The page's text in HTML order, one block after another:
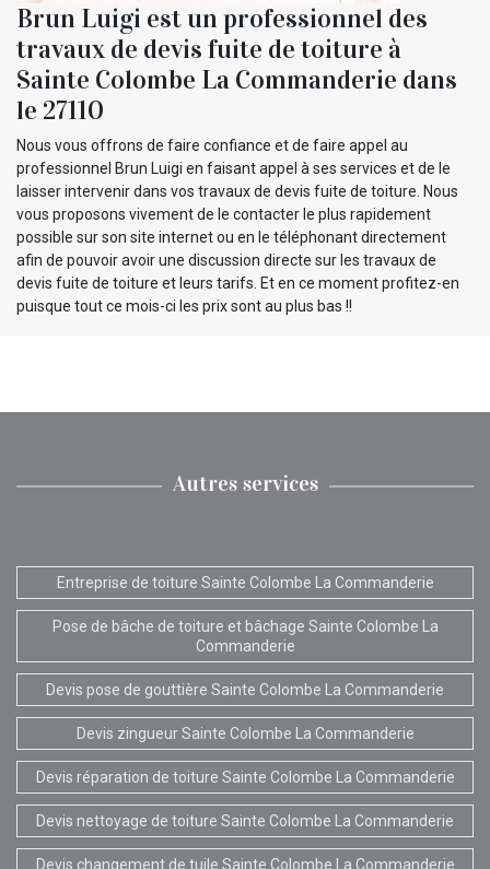
Brun Luigi est un professionnel des
travaux de devis fuite de toiture à
Sainte Colombe La Commanderie dans
le 27110
Nous vous offrons de faire confiance et de faire appel au
professionnel Brun Luigi en faisant appel à ses services et de le
laisser intervenir dans vos travaux de devis fuite de toiture. Nous
vous proposons vivement de le contacter le plus rapidement
possible sur son site internet ou en le téléphonant directement
afin de pouvoir avoir une discussion directe sur les travaux de
devis fuite de toiture et leurs tarifs. Et en ce moment profitez-en
puisque tout ce mois-ci les prix sont au plus bas !!
Autres services
Entreprise de toiture Sainte Colombe La Commanderie
Pose de bâche de toiture et bâchage Sainte Colombe La
Commanderie
Devis pose de gouttière Sainte Colombe La Commanderie
Devis zingueur Sainte Colombe La Commanderie
Devis réparation de toiture Sainte Colombe La Commanderie
Devis nettoyage de toiture Sainte Colombe La Commanderie
Devis changement de tuile Sainte Colombe La Commanderie